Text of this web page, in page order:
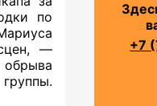
по
—
+7